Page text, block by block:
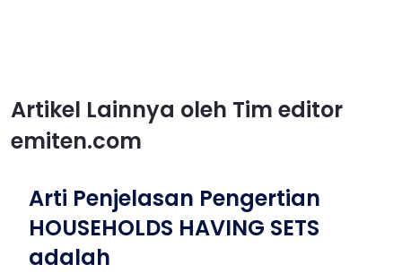
Artikel Lainnya oleh Tim editor
emiten.com
Arti Penjelasan Pengertian
HOUSEHOLDS HAVING SETS
adalah